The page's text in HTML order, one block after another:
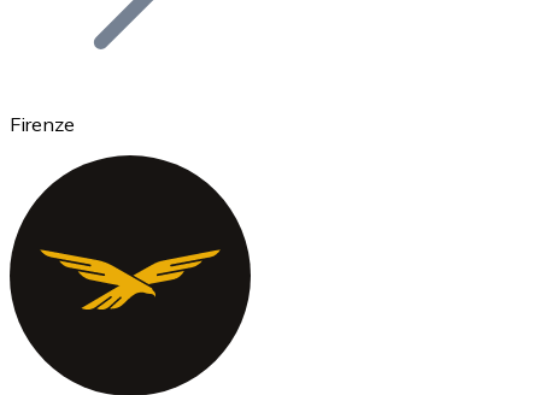
Ethereum
ETH
Firenze